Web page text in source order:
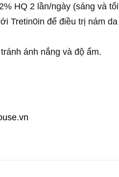
HQ 2 lần/ngày (sáng và
Tretin0in để điều trị nám
ánh nắng và độ ẩm.